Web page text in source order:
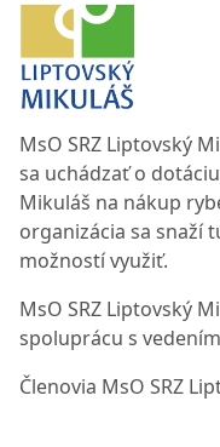
MsO SRZ Liptovský
sa uchádzať o
Mikuláš na nákup
organizácia sa snaží
možností využiť.
MsO SRZ Liptovský
spoluprácu s
Členovia MsO SRZ